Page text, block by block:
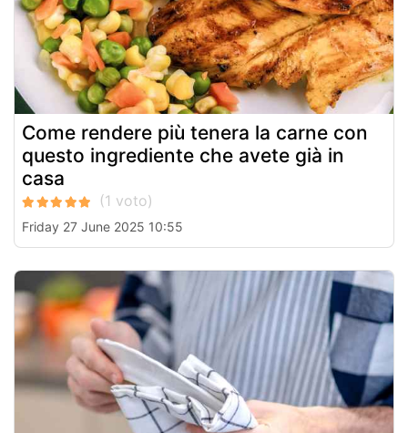
Come rendere più tenera la carne con
questo ingrediente che avete già in
casa
Friday 27 June 2025 10:55